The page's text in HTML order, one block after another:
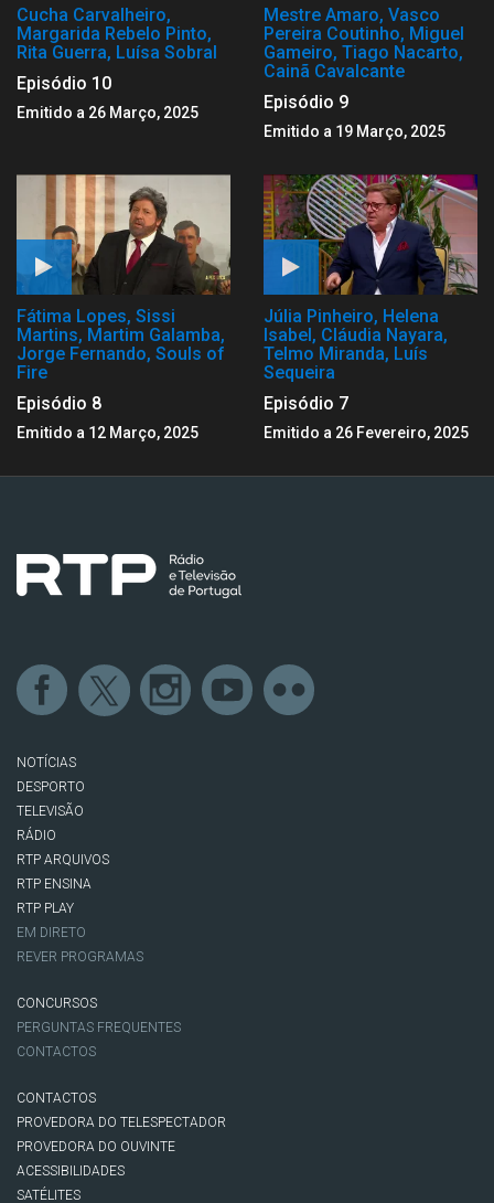
Cucha Carvalheiro,
Margarida Rebelo Pinto,
Rita Guerra, Luísa Sobral
Episódio 10
Emitido a 26 Março, 2025
Mestre Amaro, Vasco
Pereira Coutinho, Miguel
Gameiro, Tiago Nacarto,
Cainã Cavalcante
Episódio 9
Emitido a 19 Março, 2025
Fátima Lopes, Sissi
Martins, Martim Galamba,
Jorge Fernando, Souls of
Fire
Episódio 8
Emitido a 12 Março, 2025
Júlia Pinheiro, Helena
Isabel, Cláudia Nayara,
Telmo Miranda, Luís
Sequeira
Episódio 7
Emitido a 26 Fevereiro, 2025
NOTÍCIAS
DESPORTO
TELEVISÃO
RÁDIO
RTP ARQUIVOS
RTP ENSINA
RTP PLAY
EM DIRETO
REVER PROGRAMAS
CONCURSOS
PERGUNTAS FREQUENTES
CONTACTOS
CONTACTOS
PROVEDORA DO TELESPECTADOR
PROVEDORA DO OUVINTE
ACESSIBILIDADES
SATÉLITES